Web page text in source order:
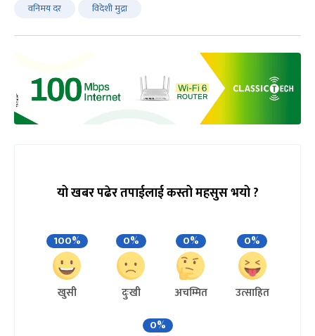
वनिमय दर विदेशी मुद्रा
यो खबर पढेर तपाईलाई कस्तो महसुस भयो ?
100%
खुसी
0%
दुःखी
0%
अचम्मित
0%
उत्साहित
0%